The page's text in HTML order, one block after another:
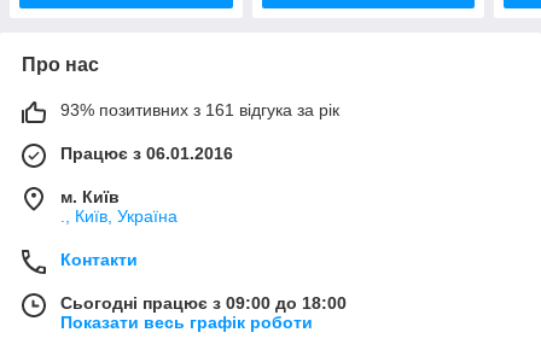
Про нас
93% позитивних з 161 відгука за рік
Працює з 06.01.2016
м. Київ
., Київ, Україна
Контакти
Сьогодні працює з 09:00 до 18:00
Показати весь графік роботи